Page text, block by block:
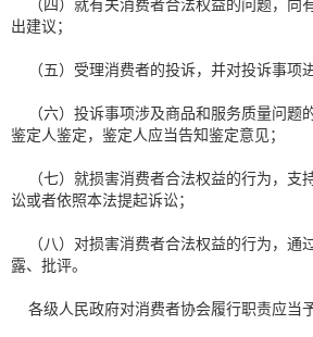
（四）就有关消费者合法权益的问题，向
出建议；
（五）受理消费者的投诉，并对投诉事项
（六）投诉事项涉及商品和服务质量问题
鉴定人鉴定，鉴定人应当告知鉴定意见；
（七）就损害消费者合法权益的行为，支
讼或者依照本法提起诉讼；
（八）对损害消费者合法权益的行为，通
露、批评。
各级人民政府对消费者协会履行职责应当